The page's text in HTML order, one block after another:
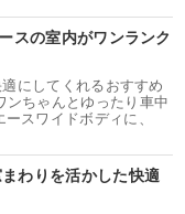
スの室内がワンランク
にしてくれるおすすめ
ンちゃんとゆったり車中
スワイドボディに、
わりを活かした快適